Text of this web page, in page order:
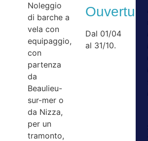
Noleggio
di barche a
vela con
equipaggio,
con
partenza
da
Beaulieu-
sur-mer o
da Nizza,
per un
tramonto,
Dal 01/04
al 31/10.